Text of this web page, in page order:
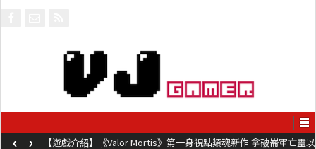
【遊戲介紹】《Valor Mortis》第一身視點類魂新作 拿破崙軍亡靈以
‹ ›